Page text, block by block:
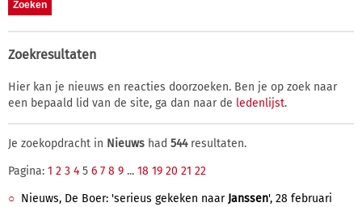
Zoekresultaten
Hier kan je nieuws en reacties doorzoeken. Ben je op zoek naar
een bepaald lid van de site, ga dan naar de ledenlijst.
Je zoekopdracht in Nieuws had 544resultaten.
Pagina: 1 2 3 4 5 6 7 8 9 ... 18 19 20 21 22
Nieuws, De Boer: 'serieus gekeken naar Janssen', 28 februari